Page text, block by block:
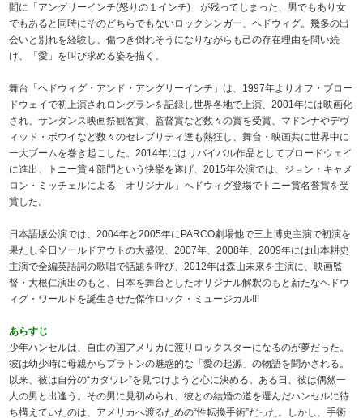
間に「アングリーインチ(怒りの１インチ)」が残ってしまった、男でもあり女
でもあると同時にそのどちらでもないロックシンガー、ヘドウィグ。幾多の出
会いと別れを経験し、傷つき倒れそうになりながらも己の存在理由を問い続
け、「愛」を叫び求める姿を描く。
舞台「ヘドウィグ・アンド・アングリーインチ」は、1997年よりオフ・ブロー
ドウェイで初上演されロングランを記録し世界各地で上演、2001年には映画化
され、サンダンス映画祭観客賞、監督賞など数々の賞を受賞、マドンナやデヴ
ィッド・ボウイなど数々のセレブリティ達も熱狂し、舞台・映画共に世界中に
一大ブームを巻き起こした。2014年にはリバイバル作品としてブロードウェイ
に進出、トニー賞４部門という快挙を遂げ、2015年公演では、ジョン・キャメ
ロン・ミッチェルによる「オリジナル」ヘドウィグ登場でトニー賞名誉賞を受
賞した。
日本語版公演では、2004年と2005年にPARCO劇場他で三上博史主演で初演を
果たし全日ソールドアウトの大盛況、2007年、2008年、2009年には山本耕史
主演で全編英語詞の歌唱で話題を呼び、2012年は森山未來を主演に、映画監
督・大根仁演出のもと、日本を舞台としたオリジナル解釈のもと新たなヘドウ
ィグ・ワールドを誕生させた傑作ロック・ミュージカル!!!
あらすじ
少年ハンセルは、自由の国アメリカに渡りロックスターになるのが夢だった。
彼は幼少時に母親からプラトンの魅惑的な「愛の起源」の物語を聞かされる。
以来、彼は自分の“カタワレ”を見つけようと心に決める。ある日、彼は偶然一
人の男と出逢う。その男に見初められ、彼との結婚の道を選んだハンセルに待
ち構えていたのは、アメリカへ渡るための“性転換手術”だった。しかし、手術